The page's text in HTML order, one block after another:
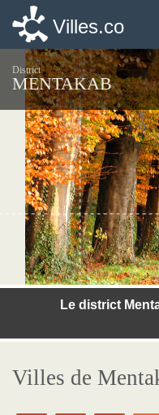
Villes.co
District
MENTAKAB
Le district
Villes de
Villes.co